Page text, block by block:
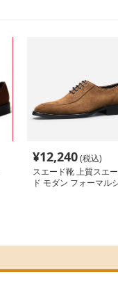
¥12,240(税込)
スエード靴 上質スエー
ド モダン フォーマル